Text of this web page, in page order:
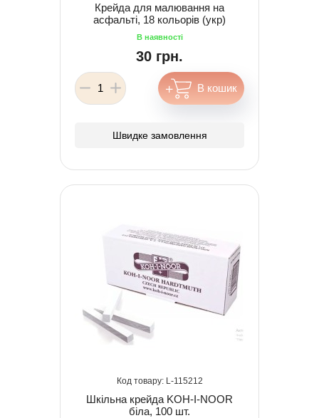
Крейда для малювання на
асфальті, 18 кольорів (укр)
30 грн.
Швидке замовлення
115212
Шкільна крейда KOH-I-NOOR
біла, 100 шт.